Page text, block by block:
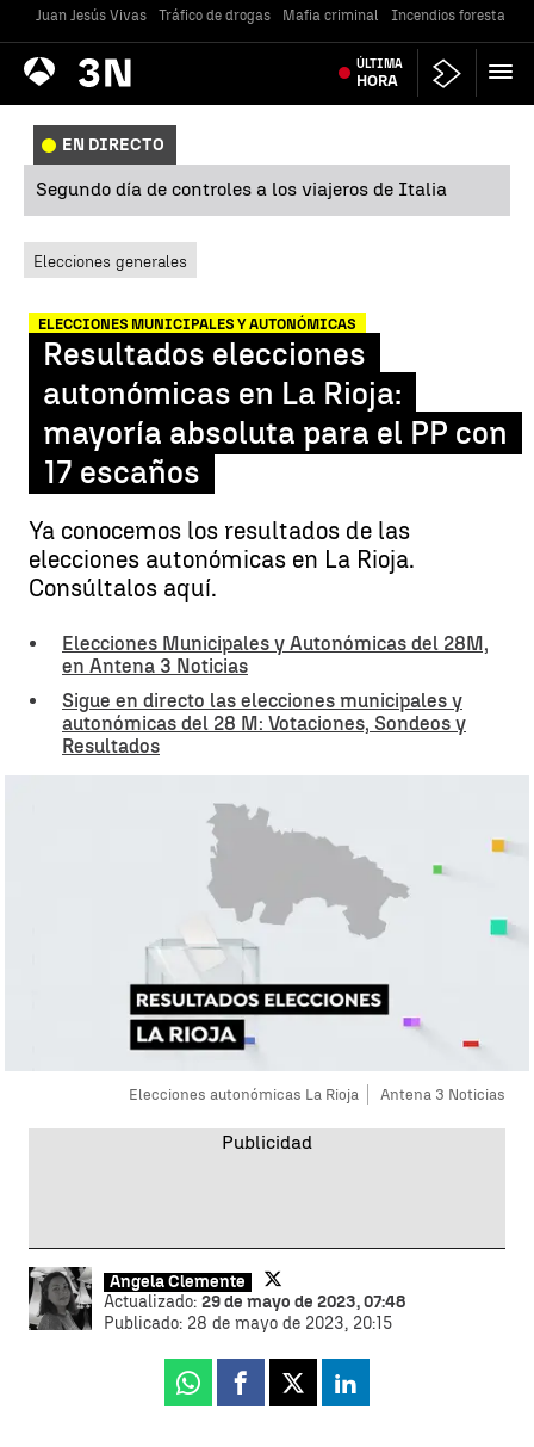
Juan Jesús Vivas Tráfico de drogas Mafia criminal Incendios forestales
Antena
3 Noticias ÚLTIMA
HORA
EN DIRECTO
Segundo día de controles a los viajeros de Italia
Elecciones generales
ELECCIONES MUNICIPALES Y AUTONÓMICAS
Resultados elecciones
autonómicas en La Rioja:
mayoría absoluta para el PP con
17 escaños
Ya conocemos los resultados de las
elecciones autonómicas en La Rioja.
Consúltalos aquí.
Elecciones Municipales y Autonómicas del 28M,
en Antena 3 Noticias
Sigue en directo las elecciones municipales y
autonómicas del 28 M: Votaciones, Sondeos y
Resultados
Elecciones autonómicas La Rioja Antena 3 Noticias
Ángela Clemente
Actualizado: 29 de mayo de 2023, 07:48
Publicado: 28 de mayo de 2023, 20:15
Whatsapp
Facebook
X Linkedin